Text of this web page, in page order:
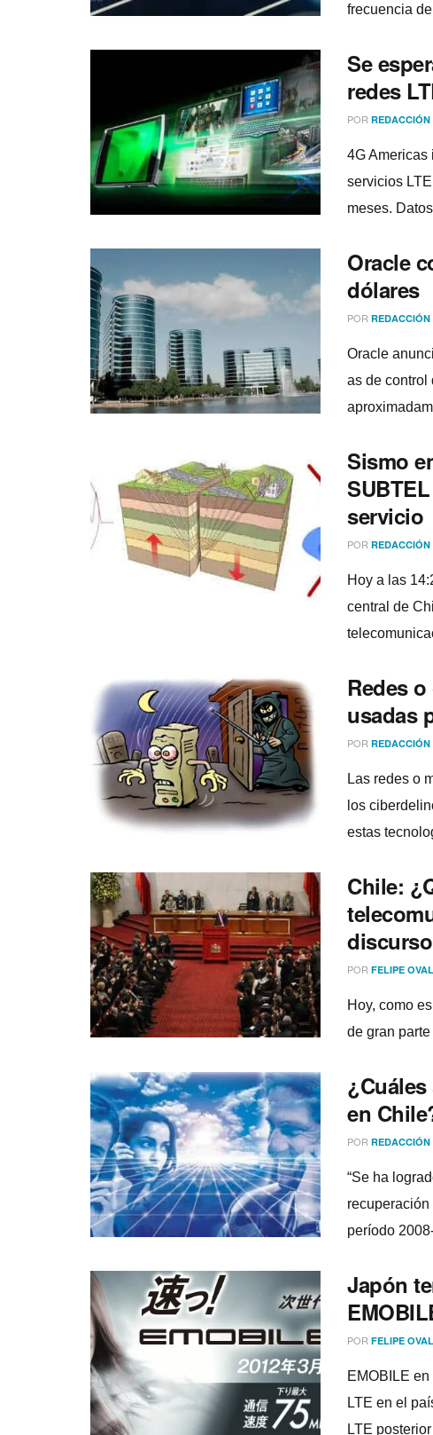
frecuencia
Se
redes
POR REDACCIÓN
4G Americas
servicios
meses.
Oracle
dólares
POR REDACCIÓN
Oracle
as de control
Sismo
servicio
POR REDACCIÓN
Hoy a las
central de
Redes
usadas
POR REDACCIÓN
Las redes o
los
estas
Chile:
POR FELIPE
Hoy, como
de gran
en
POR REDACCIÓN
“Se ha
perí­odo
Japón
POR FELIPE
EMOBILE
LTE en el
LTE posterior